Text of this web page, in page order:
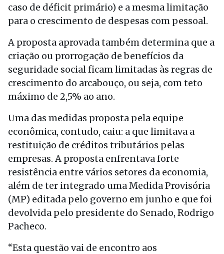
caso de déficit primário) e a mesma limitação
para o crescimento de despesas com pessoal.
A proposta aprovada também determina que a
criação ou prorrogação de benefícios da
seguridade social ficam limitadas às regras de
crescimento do arcabouço, ou seja, com teto
máximo de 2,5% ao ano.
Uma das medidas proposta pela equipe
econômica, contudo, caiu: a que limitava a
restituição de créditos tributários pelas
empresas. A proposta enfrentava forte
resistência entre vários setores da economia,
além de ter integrado uma Medida Provisória
(MP) editada pelo governo em junho e que foi
devolvida pelo presidente do Senado, Rodrigo
Pacheco.
“Esta questão vai de encontro aos